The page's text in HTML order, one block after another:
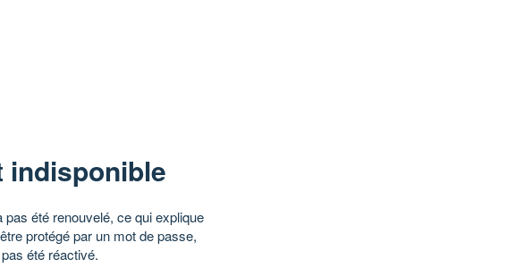
indisponible
pas été renouvelé, ce qui explique
protégé par un mot de passe,
été réactivé.